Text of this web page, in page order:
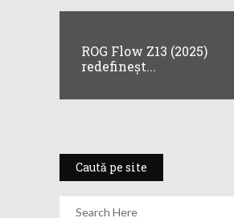
ROG Flow Z13 (2025)
redefineșt...
Caută pe site